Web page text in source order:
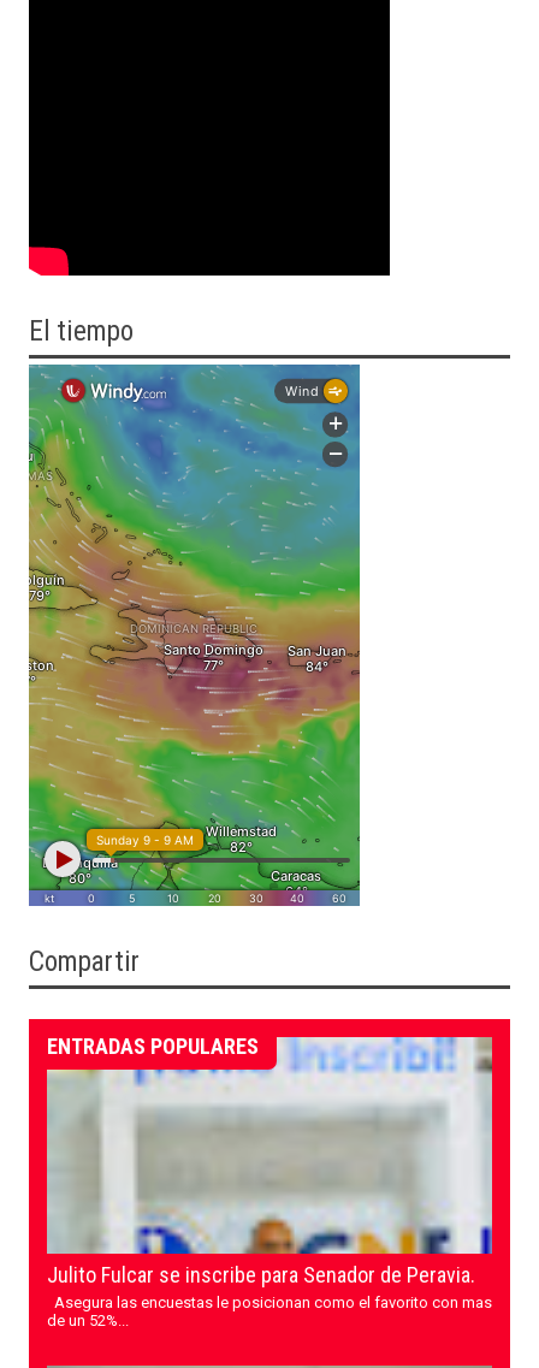
El tiempo
Compartir
ENTRADAS POPULARES
Julito Fulcar se inscribe para Senador de Peravia.
Asegura las encuestas le posicionan como el favorito con mas
de un 52%...